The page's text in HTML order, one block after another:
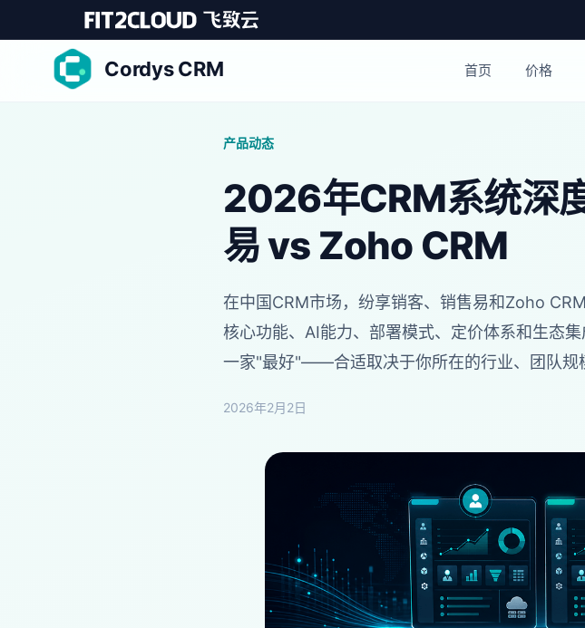
Cordys CRM 首页 价格
产品动态
2026年CRM系统深
易 vs Zoho CRM
在中国CRM市场，纷享销客、销售易和Zoho
核心功能、AI能力、部署模式、定价体系和生态
一家"最好"——合适取决于你所在的行业、团队规
2026年2月2日